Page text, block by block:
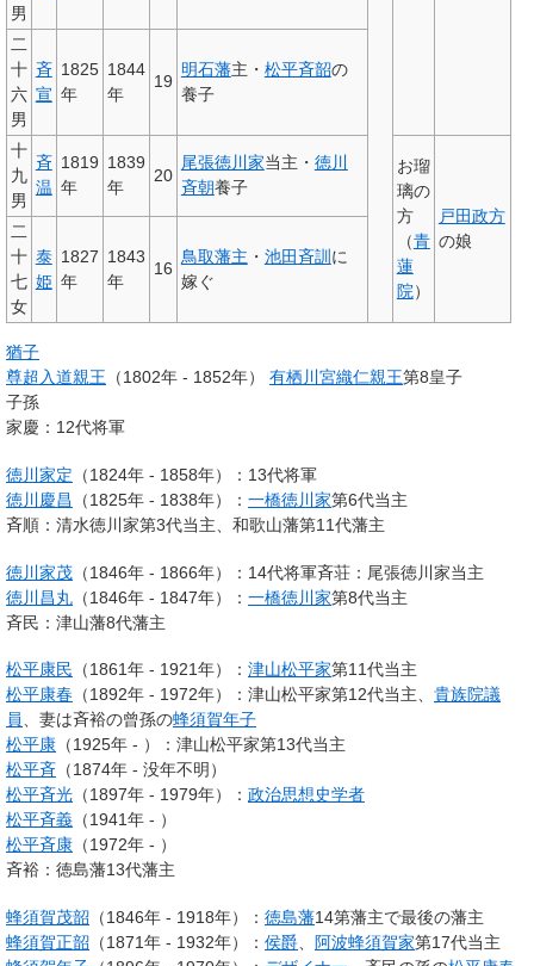
男
二
十
六
男
斉
宣
1825
年
1844
年
19
明石藩主・ 松平斉韶の
養子
十
九
男
斉
温
1819
年
1839
年
20
尾張徳川家当主・ 徳川
斉朝養子
お瑠
璃の
方
（青
蓮
院）
戸田政方
の娘
二
十
七
女
泰
姫
1827
年
1843
年
16
鳥取藩主 ・ 池田斉訓 に
嫁ぐ
猶子
尊超入道親王 （1802年 - 1852年） 有栖川宮織仁親王第8皇子
子孫
家慶：12代将軍
徳川家定 （1824年 - 1858年）：13代将軍
徳川慶昌
（1825年 - 1838年）： 一橋徳川家第6代当主
斉順：清水徳川家第3代当主、和歌山藩第11代藩主
徳川家茂 （1846年 - 1866年）：14代将軍斉荘：尾張徳川家当主
徳川昌丸 （1846年 - 1847年）： 一橋徳川家第8代当主
斉民：津山藩8代藩主
松平康民 （1861年 - 1921年）： 津山松平家第11代当主
松平康春 （1892年 - 1972年）：津山松平家第12代当主、 貴族院議
員
、妻は斉裕の曾孫の蜂須賀年子
松平康 （1925年 - ）：津山松平家第13代当主
松平斉 （1874年 - 没年不明）
松平斉光 （1897年 - 1979年）： 政治思想史学者
松平斉義 （1941年 - ）
松平斉康 （1972年 - ）
斉裕：徳島藩13代藩主
蜂須賀茂韶 （1846年 - 1918年）： 徳島藩14第藩主で最後の藩主
蜂須賀正韶 （1871年 - 1932年）： 侯爵 阿波蜂須賀家第17代当主